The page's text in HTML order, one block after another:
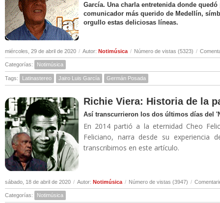
García. Una charla entretenida donde
comunicador más querido de Medellín,
orgullo estas deliciosas líneas.
miércoles, 29 de abril de 2020 / Autor: Notimúsica / Número de vistas (5323) /
Categorías: Notimúsica
Tags: Latinastereo Jairo Luis García Germán Posada
Richie Viera: Historia de la
Así transcurrieron los dos últimos días del
En 2014 partió a la eternidad Cheo
Feliciano, narra desde su experiencia
transcribimos en este artículo.
sábado, 18 de abril de 2020 / Autor: Notimúsica / Número de vistas (3947) /
Categorías: Notimúsica